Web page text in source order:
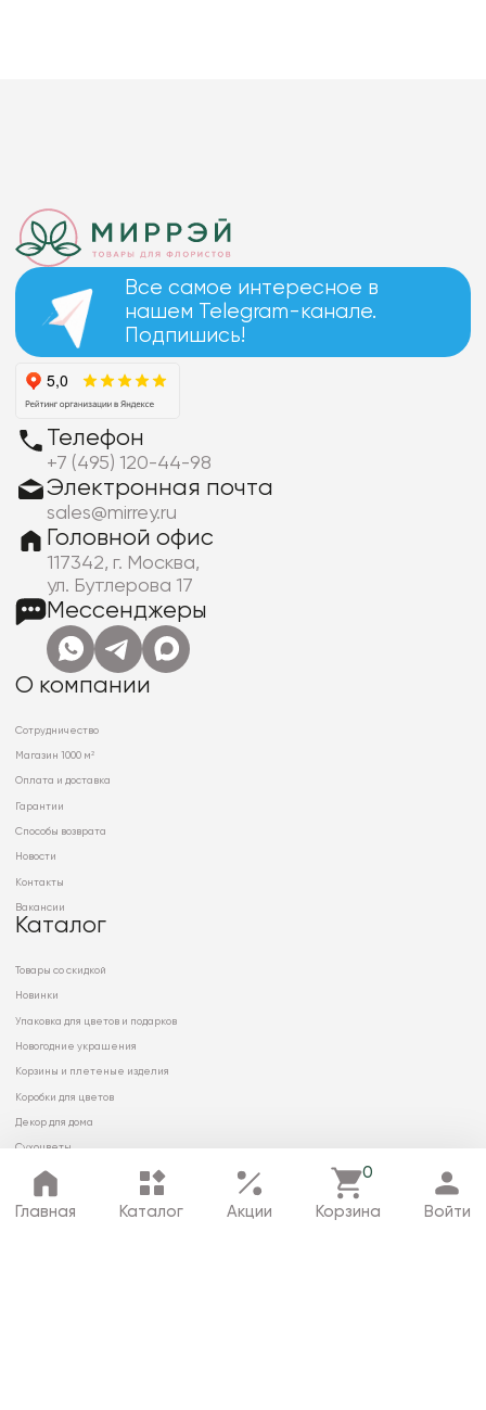
Главная Каталог Акции
0
Корзина Войти
Все самое интересное в
нашем Telegram-канале.
Подпишись!
Телефон
+7 (495) 120-44-98
Электронная почта
sales@mirrey.ru
Головной офис
117342, г. Москва,
ул. Бутлерова 17
Мессенджеры
О компании
Сотрудничество
Магазин 1000 м²
Оплата и доставка
Гарантии
Способы возврата
Новости
Контакты
Вакансии
Каталог
Товары со скидкой
Новинки
Упаковка для цветов и подарков
Новогодние украшения
Корзины и плетеные изделия
Коробки для цветов
Декор для дома
Сухоцветы
© 2026 ООО «МИРРЭЙ»